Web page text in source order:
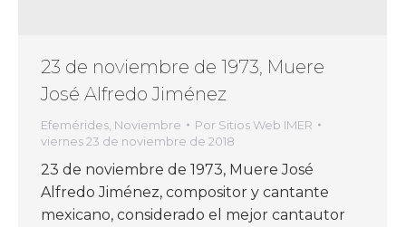
23 de noviembre de 1973, Muere
José Alfredo Jiménez
Efemérides Noviembre Por Sitios Web IMER
viernes 23 de noviembre de 2018
23 de noviembre de 1973, Muere José
Alfredo Jiménez, compositor y cantante
mexicano, considerado el mejor cantautor